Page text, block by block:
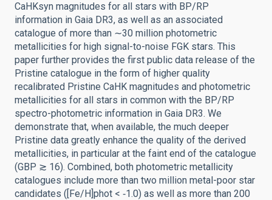
CaHKsyn magnitudes for all stars with BP/RP
information in Gaia DR3, as well as an associated
catalogue of more than ∼30 million photometric
metallicities for high signal-to-noise FGK stars. This
paper further provides the first public data release of the
Pristine catalogue in the form of higher quality
recalibrated Pristine CaHK magnitudes and photometric
metallicities for all stars in common with the BP/RP
spectro-photometric information in Gaia DR3. We
demonstrate that, when available, the much deeper
Pristine data greatly enhance the quality of the derived
metallicities, in particular at the faint end of the catalogue
(GBP ≳ 16). Combined, both photometric metallicity
catalogues include more than two million metal-poor star
candidates ([Fe/H]phot < ‑1.0) as well as more than 200